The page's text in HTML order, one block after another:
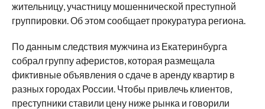
жительницу, участницу мошеннической преступной
группировки. Об этом сообщает прокуратура региона.
По данным следствия мужчина из Екатеринбурга
собрал группу аферистов, которая размещала
фиктивные объявления о сдаче в аренду квартир в
разных городах России. Чтобы привлечь клиентов,
преступники ставили цену ниже рынка и говорили